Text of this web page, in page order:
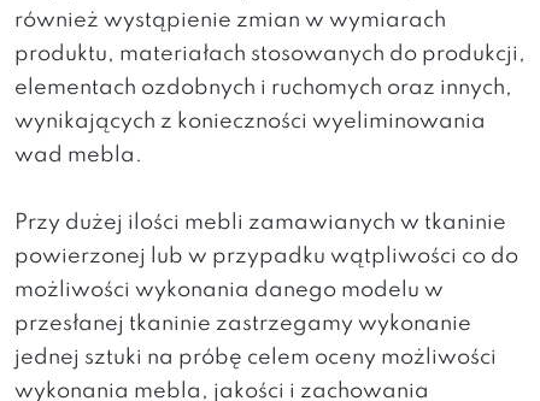
również wystąpienie zmian w wymiarach
produktu, materiałach stosowanych do produkcji,
elementach ozdobnych i ruchomych oraz innych,
wynikających z konieczności wyeliminowania
wad mebla.
Przy dużej ilości mebli zamawianych w tkaninie
powierzonej lub w przypadku wątpliwości co do
możliwości wykonania danego modelu w
przesłanej tkaninie zastrzegamy wykonanie
jednej sztuki na próbę celem oceny możliwości
wykonania mebla, jakości i zachowania